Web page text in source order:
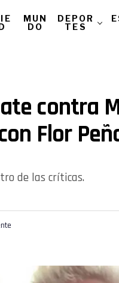
MUN
DO
DEPOR
TES
contra
Flor
de las críticas.